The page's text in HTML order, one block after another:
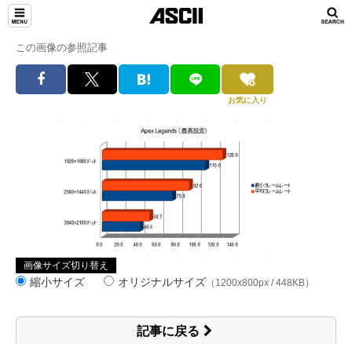
この画像の参照記事
お気に入り
画像サイズ切り替え
縮小サイズ オリジナルサイズ （1200x800px / 448KB）
記事に戻る